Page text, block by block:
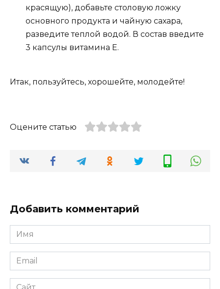
красящую), добавьте столовую ложку
основного продукта и чайную сахара,
разведите теплой водой. В состав введите
3 капсулы витамина Е.
Итак, пользуйтесь, хорошейте, молодейте!
Оцените статью
Добавить комментарий
Имя
*
Email
*
Сайт